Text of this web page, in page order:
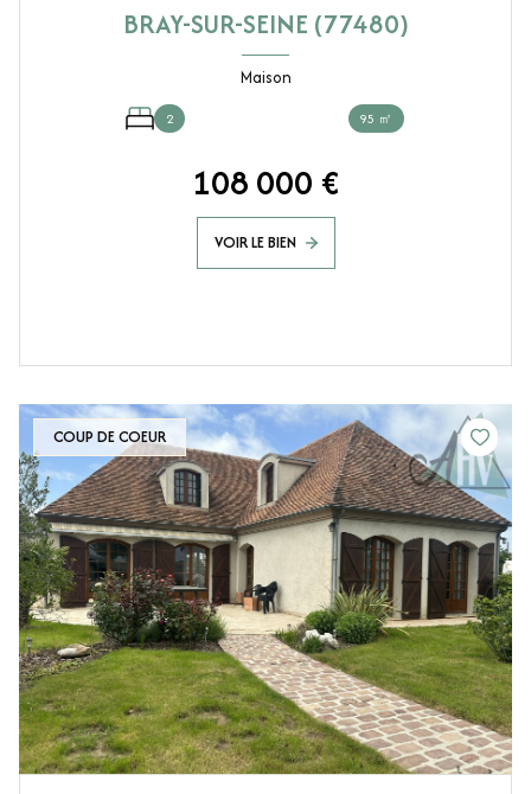
BRAY-SUR-SEINE (77480)
Maison
2 95 ㎡
108 000 €
VOIR LE BIEN
COUP DE COEUR